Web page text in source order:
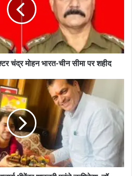
चंद्र मोहन भारत-चीन सीमा पर शहीद